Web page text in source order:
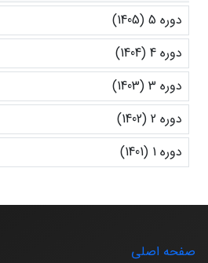
دوره 5 (1405)
دوره 4 (1404)
دوره 3 (1403)
دوره 2 (1402)
دوره 1 (1401)
صفحه اصلی